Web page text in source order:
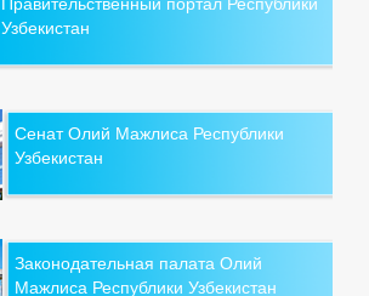
Узбекистан
Сенат Олий Мажлиса Республики
Узбекистан
Законодательная палата Олий
Мажлиса Республики Узбекистан